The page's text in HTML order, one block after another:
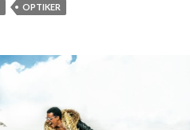
OPTIKER